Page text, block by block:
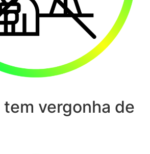
tem vergonha de